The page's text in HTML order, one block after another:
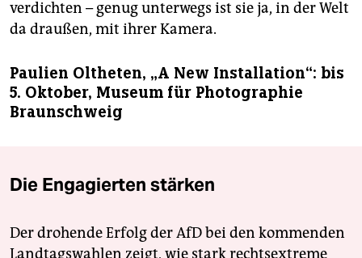
verdichten – genug unterwegs ist sie ja, in der Welt
da draußen, mit ihrer Kamera.
Paulien Oltheten, „A New Installation“: bis
5. Oktober, Museum für Photographie
Braunschweig
Die Engagierten stärken
Der drohende Erfolg der AfD bei den kommenden
Landtagswahlen zeigt, wie stark rechtsextreme